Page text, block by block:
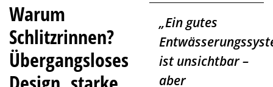
„Ein gutes
ist unsichtbar –
aber
Warum
Schlitzrinnen?
Übergangsloses